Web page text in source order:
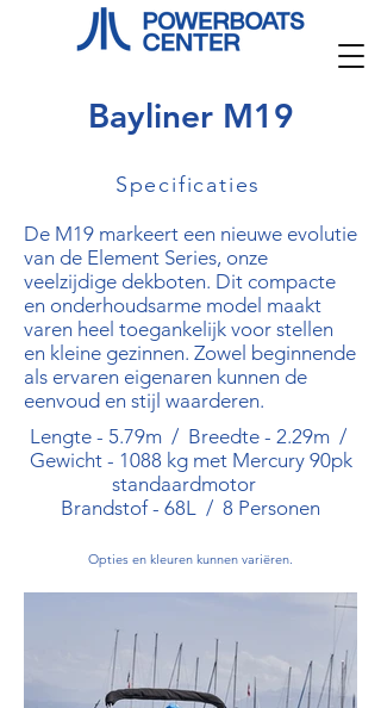
Bayliner M19
Specificaties
De M19 markeert een nieuwe evolutie
van de Element Series, onze
veelzijdige dekboten. Dit compacte
en onderhoudsarme model maakt
varen heel toegankelijk voor stellen
en kleine gezinnen. Zowel beginnende
als ervaren eigenaren kunnen de
eenvoud en stijl waarderen.
Lengte - 5.79m / Breedte - 2.29m /
Gewicht - 1088 kg met Mercury 90pk
standaardmotor
Brandstof - 68L / 8 Personen
Opties en kleuren kunnen variëren.